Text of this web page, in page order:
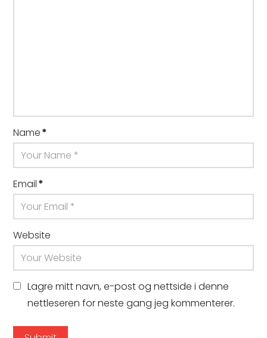
Name*
Email*
Website
Lagre mitt navn, e-post og nettside i denne
nettleseren for neste gang jeg kommenterer.